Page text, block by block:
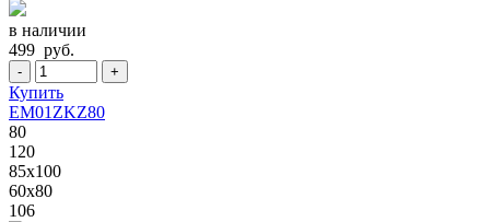
в наличии
499 руб.
- +
Купить
EM01ZKZ80
80
120
85x100
60x80
106